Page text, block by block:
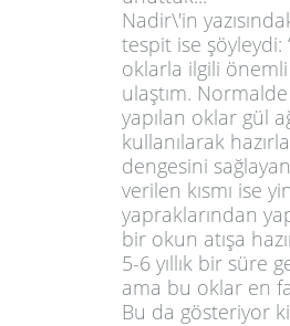
Nadir\'in
tespit ise şöyleydi:
oklarla ilgili
ulaştım.
yapılan oklar gül
kullanılarak
dengesini
verilen kısmı ise
yapraklarından
bir okun atışa
5-6 yıllık bir süre
ama bu oklar en
Bu da gösteriyor